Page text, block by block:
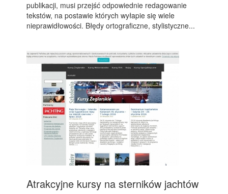
publikacji, musi przejść odpowiednie redagowanie
tekstów, na postawie których wyłapie się wiele
nieprawidłowości. Błędy ortograficzne, stylistyczne...
Atrakcyjne kursy na sterników jachtów